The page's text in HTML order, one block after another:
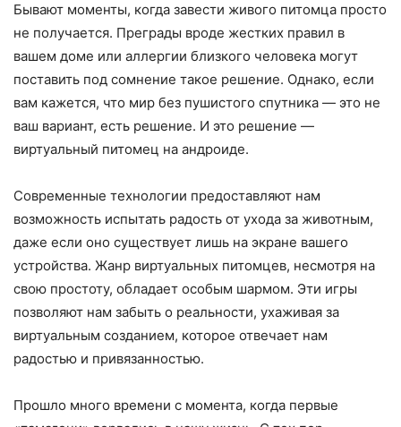
Бывают моменты, когда завести живого питомца просто
не получается. Преграды вроде жестких правил в
вашем доме или аллергии близкого человека могут
поставить под сомнение такое решение. Однако, если
вам кажется, что мир без пушистого спутника — это не
ваш вариант, есть решение. И это решение —
виртуальный питомец на андроиде.
Современные технологии предоставляют нам
возможность испытать радость от ухода за животным,
даже если оно существует лишь на экране вашего
устройства. Жанр виртуальных питомцев, несмотря на
свою простоту, обладает особым шармом. Эти игры
позволяют нам забыть о реальности, ухаживая за
виртуальным созданием, которое отвечает нам
радостью и привязанностью.
Прошло много времени с момента, когда первые